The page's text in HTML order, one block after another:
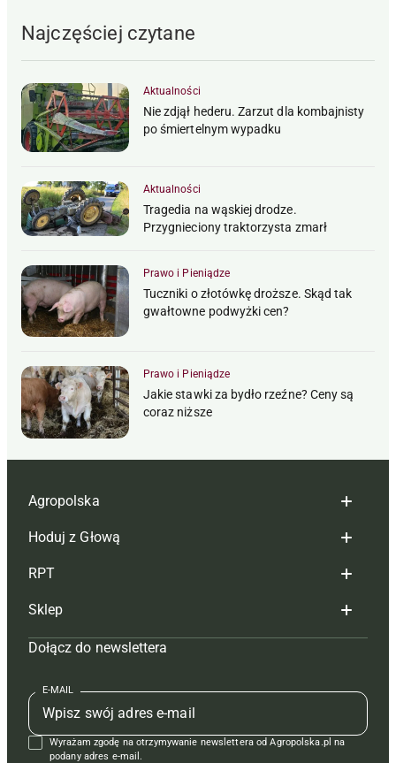
Najczęściej czytane
Aktualności
Nie zdjął hederu. Zarzut dla kombajnisty
po śmiertelnym wypadku
Aktualności
Tragedia na wąskiej drodze.
Przygnieciony traktorzysta zmarł
Prawo i Pieniądze
Tuczniki o złotówkę droższe. Skąd tak
gwałtowne podwyżki cen?
Prawo i Pieniądze
Jakie stawki za bydło rzeźne? Ceny są
coraz niższe
Agropolska
Redakcja
Reklama
Tagi
Mapa serwisu
Kontakt
Regulamin
Polityka prywatności
Hoduj z Głową
Hoduj z głową bydło
Hoduj z głową świnie
Prenumerata
Redakcja
Kontakt
Reklama
RPT
Redakcja
Prenumerata
Reklama
Kontakt
Krzyżówki
Sklep
Czasopisma i prenumerata
Książki
Regulamin
Dołącz do newslettera
E-MAIL
Wyrażam zgodę na otrzymywanie newslettera od Agropolska.pl na
podany adres e-mail.